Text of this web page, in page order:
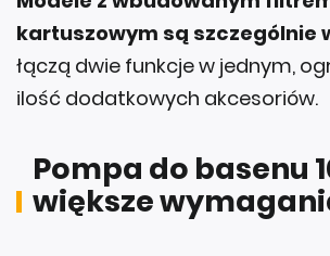
kartuszowym są szczególnie
łączą dwie funkcje w jednym,
ilość dodatkowych akcesoriów.
Pompa do basenu
większe